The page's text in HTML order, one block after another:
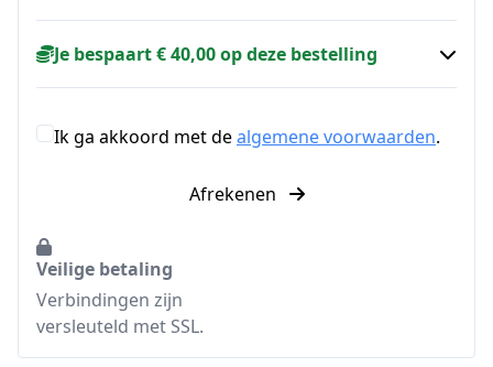
Je bespaart € 40,00 op deze bestelling
Ik ga akkoord met dealgemene voorwaarden.
Afrekenen
Veilige betaling
Verbindingen zijn
versleuteld met SSL.